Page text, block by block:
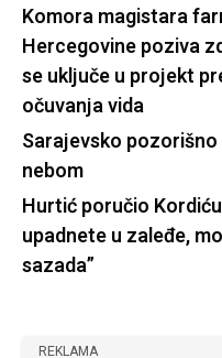
Komora magistara
Hercegovine poziva
se uključe u projekt
očuvanja vida
Sarajevsko
nebom
Hurtić poručio
upadnete u zaleđe,
sazada”
REKLAMA